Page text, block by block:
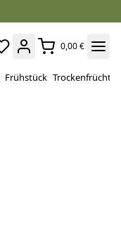
0,00 €
Frühstück Trockenfrüchte